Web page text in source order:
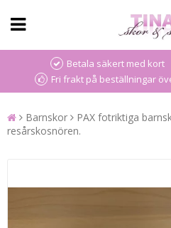
Betala säkert med kort
Fri frakt på beställningar
Barnskor
PAX fotriktiga
resårskosnören.